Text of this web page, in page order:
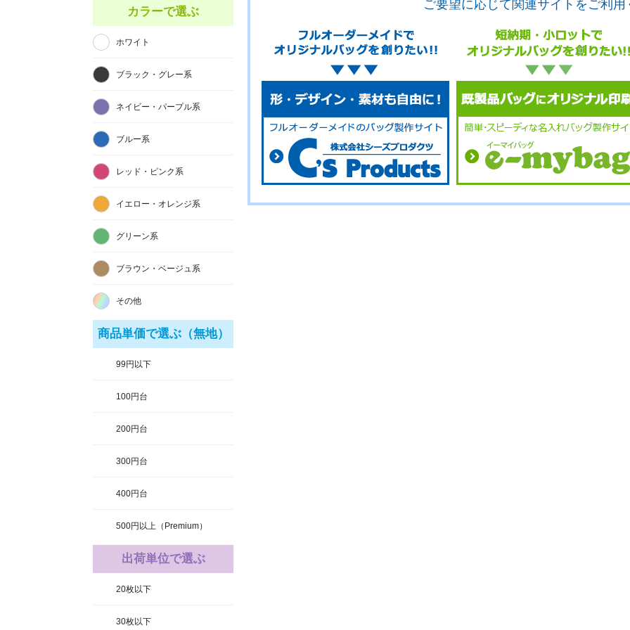
ご要望に応じて関連サイトをご利用
カラーで選ぶ
ホワイト
ブラック・グレー系
ネイビー・パープル系
ブルー系
レッド・ピンク系
イエロー・オレンジ系
グリーン系
ブラウン・ベージュ系
その他
商品単価で選ぶ（無地）
99円以下
100円台
200円台
300円台
400円台
500円以上（Premium）
出荷単位で選ぶ
20枚以下
30枚以下